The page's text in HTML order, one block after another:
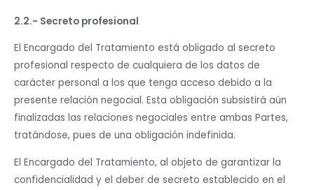
2.2.- Secreto profesional
El Encargado del Tratamiento está obligado al secreto
profesional respecto de cualquiera de los datos de
carácter personal a los que tenga acceso debido a la
presente relación negocial. Esta obligación subsistirá aún
finalizadas las relaciones negociales entre ambas Partes,
tratándose, pues de una obligación indefinida.
El Encargado del Tratamiento, al objeto de garantizar la
confidencialidad y el deber de secreto establecido en el